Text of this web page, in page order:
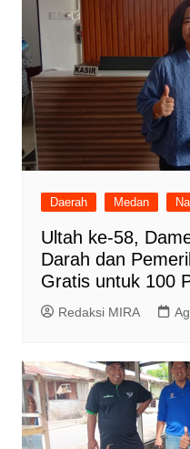
Daerah Medan
Ultah ke-58,
Darah dan
Gratis untuk 100
Redaksi MIRA